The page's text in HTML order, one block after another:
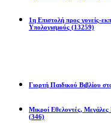
1η Επιστολή προς γονείς-
Υπολογισμούς (13259)
Γιορτή Παιδικού Βιβλίου
Μικροί Εθελοντές, Μεγάλες
(346)